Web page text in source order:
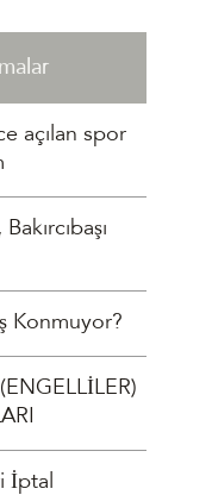
açılan spor
Konmuyor?
İptal